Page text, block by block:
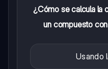
¿Cómo se calcula la
un compuesto
Usando